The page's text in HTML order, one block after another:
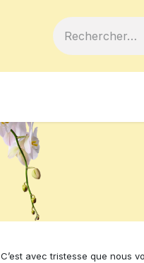
C’est avec tristesse que nous